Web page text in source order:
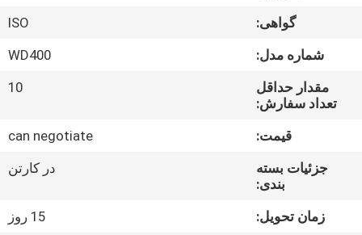
بازدید
کنترل
گواهی:
ISO
شماره مدل:
WD400
مقدار حداقل
تعداد سفارش:
10
قیمت:
can negotiate
جزئیات بسته
بندی:
در کارتن
زمان تحویل:
15 روز